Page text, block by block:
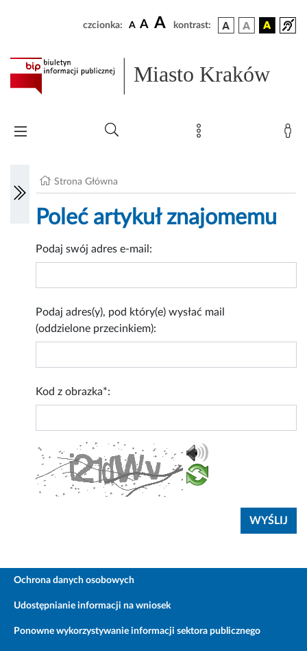
czcionka: A A A kontrast:
Miasto Kraków
Strona Główna
Poleć artykuł znajomemu
Podaj swój adres e-mail:
Podaj adres(y), pod który(e) wysłać mail
(oddzielone przecinkiem):
Kod z obrazka*:
Ochrona danych osobowych
Udostępnianie informacji na wniosek
Ponowne wykorzystywanie informacji sektora publicznego